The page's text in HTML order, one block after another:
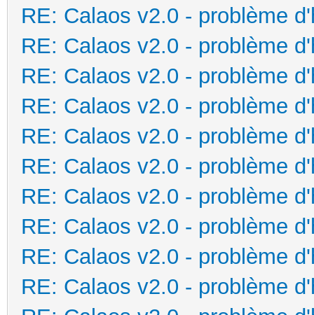
RE: Calaos v2.0 - problème
RE: Calaos v2.0 - problème
RE: Calaos v2.0 - problème
RE: Calaos v2.0 - problème
RE: Calaos v2.0 - problème
RE: Calaos v2.0 - problème
RE: Calaos v2.0 - problème
RE: Calaos v2.0 - problème
RE: Calaos v2.0 - problème
RE: Calaos v2.0 - problème